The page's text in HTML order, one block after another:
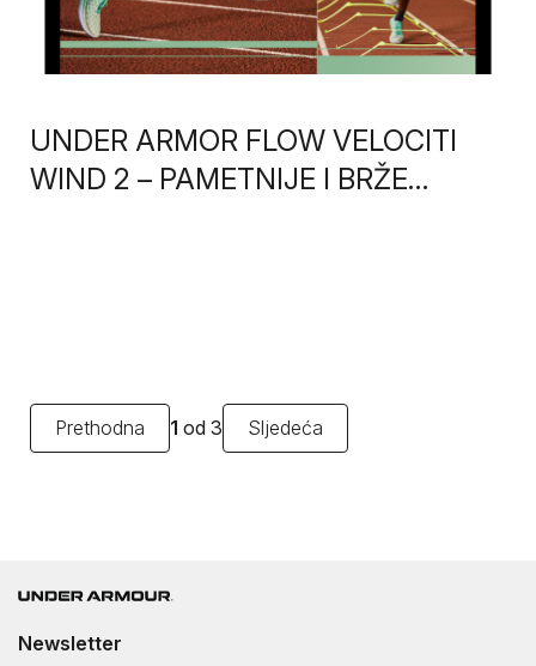
UNDER ARMOR FLOW VELOCITI
WIND 2 – PAMETNIJE I BRŽE
Prethodna 1 od 3 Sljedeća
Newsletter